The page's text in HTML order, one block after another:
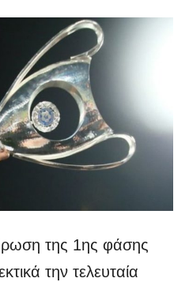
της 1ης φάσης
την τελευταία